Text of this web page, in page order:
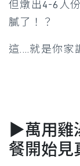
但燉出4-6人
膩了！？
這....就是你家
▶萬用雞
餐開始見